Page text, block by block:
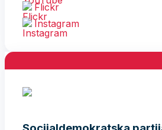
Flickr
Instagram